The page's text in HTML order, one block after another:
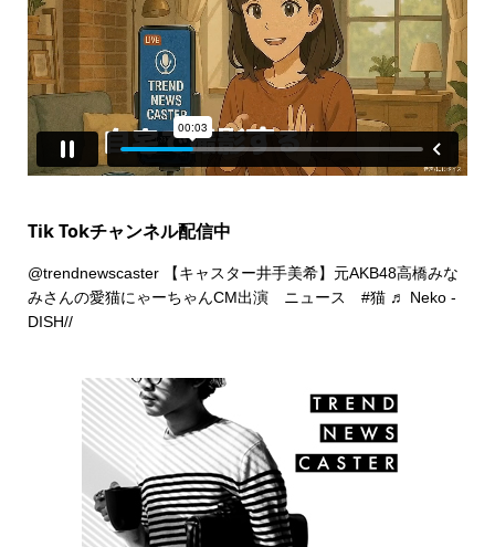
Tik Tokチャンネル配信中
@trendnewscaster【キャスター井手美希】元AKB48高橋みな
みさんの愛猫にゃーちゃんCM出演 ニュース #猫 ♬ Neko -
DISH//